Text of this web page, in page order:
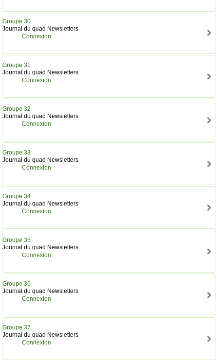
Groupe 30
Journal du quad Newsletters
Connexion
Groupe 31
Journal du quad Newsletters
Connexion
Groupe 32
Journal du quad Newsletters
Connexion
Groupe 33
Journal du quad Newsletters
Connexion
Groupe 34
Journal du quad Newsletters
Connexion
Groupe 35
Journal du quad Newsletters
Connexion
Groupe 36
Journal du quad Newsletters
Connexion
Groupe 37
Journal du quad Newsletters
Connexion